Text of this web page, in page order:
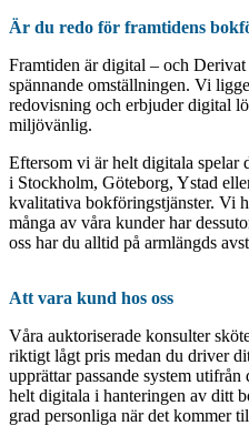
Är du redo för framtidens
Framtiden är digital – och
spännande omställningen. Vi
redovisning och erbjuder digital
miljövänlig.
Eftersom vi är helt digitala
i Stockholm, Göteborg, Ystad
kvalitativa bokföringstjänster. Vi
många av våra kunder har
oss har du alltid på armlängds
Att vara kund hos oss
Våra auktoriserade konsulter
riktigt lågt pris medan du driver
upprättar passande system
helt digitala i hanteringen av ditt
grad personliga när det kommer